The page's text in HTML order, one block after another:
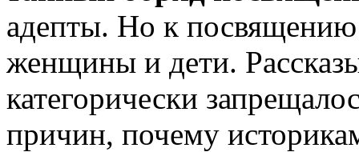
адепты. Но к посвящению
женщины и дети.
категорически
причин, почему